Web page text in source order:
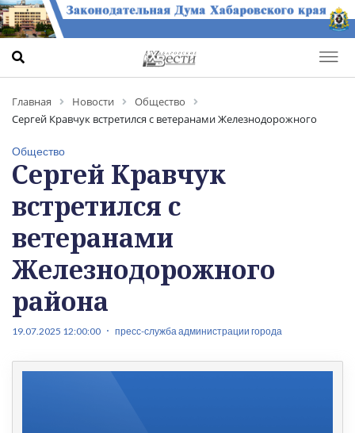
Главная Новости
Общество
Сергей Кравчук встретился с ветеранами Железнодорожного
Общество
Сергей Кравчук
встретился с
ветеранами
Железнодорожного
района
19.07.2025 12:00:00 пресс-служба администрации города